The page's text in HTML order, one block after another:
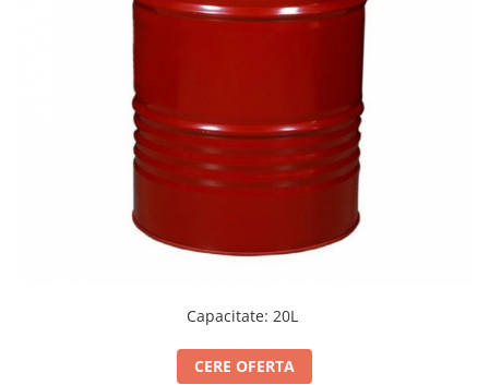
Lichide Întreținere
Lichide Întreținere Autoturisme
Lichide Întreținere Camioane
Lichide Întreținere Motociclete
Lichide Întreținere Utilaje
Capacitate: 20L
CERE OFERTA